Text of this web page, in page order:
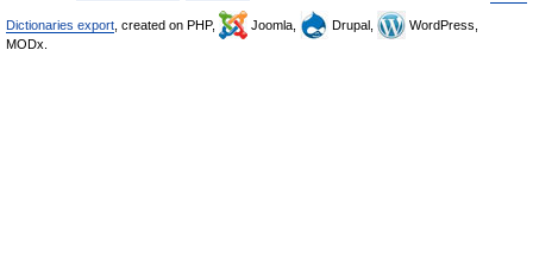
Dictionaries export , created on PHP, Joomla, Drupal,
WordPress,
MODx.